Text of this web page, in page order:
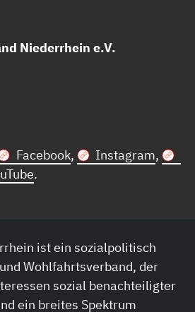
Niederrhein e.V.
Facebook, Instagram,
.
ist ein sozialpolitisch
Wohlfahrtsverband, der
sozial benachteiligter
ein breites Spektrum